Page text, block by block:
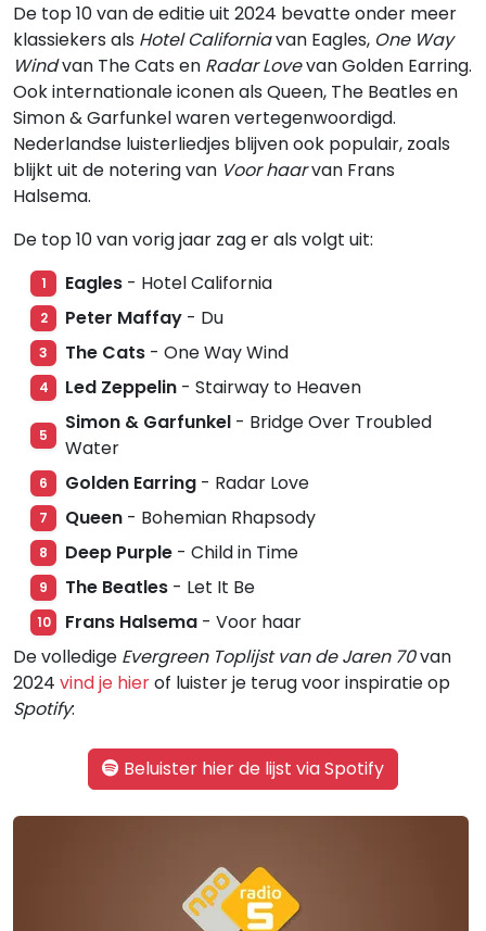
De top 10 van de editie uit 2024 bevatte onder meer
klassiekers als Hotel Californiavan Eagles, One Way
Windvan The Cats en Radar Lovevan Golden Earring.
Ook internationale iconen als Queen, The Beatles en
Simon & Garfunkel waren vertegenwoordigd.
Nederlandse luisterliedjes blijven ook populair, zoals
blijkt uit de notering van Voor haarvan Frans
Halsema.
De top 10 van vorig jaar zag er als volgt uit:
1 Eagles - Hotel California
2 Peter Maffay - Du
3 The Cats - One Way Wind
4 Led Zeppelin - Stairway to Heaven
5
Simon & Garfunkel- Bridge Over Troubled
Water
6 Golden Earring - Radar Love
7 Queen - Bohemian Rhapsody
8 Deep Purple - Child in Time
9 The Beatles - Let It Be
10 Frans Halsema - Voor haar
De volledige Evergreen Toplijst van de Jaren 70van
2024 vind je hierof luister je terug voor inspiratie op
Spotify:
Beluister hier de lijst via Spotify
Gerelateerde hitlijsten